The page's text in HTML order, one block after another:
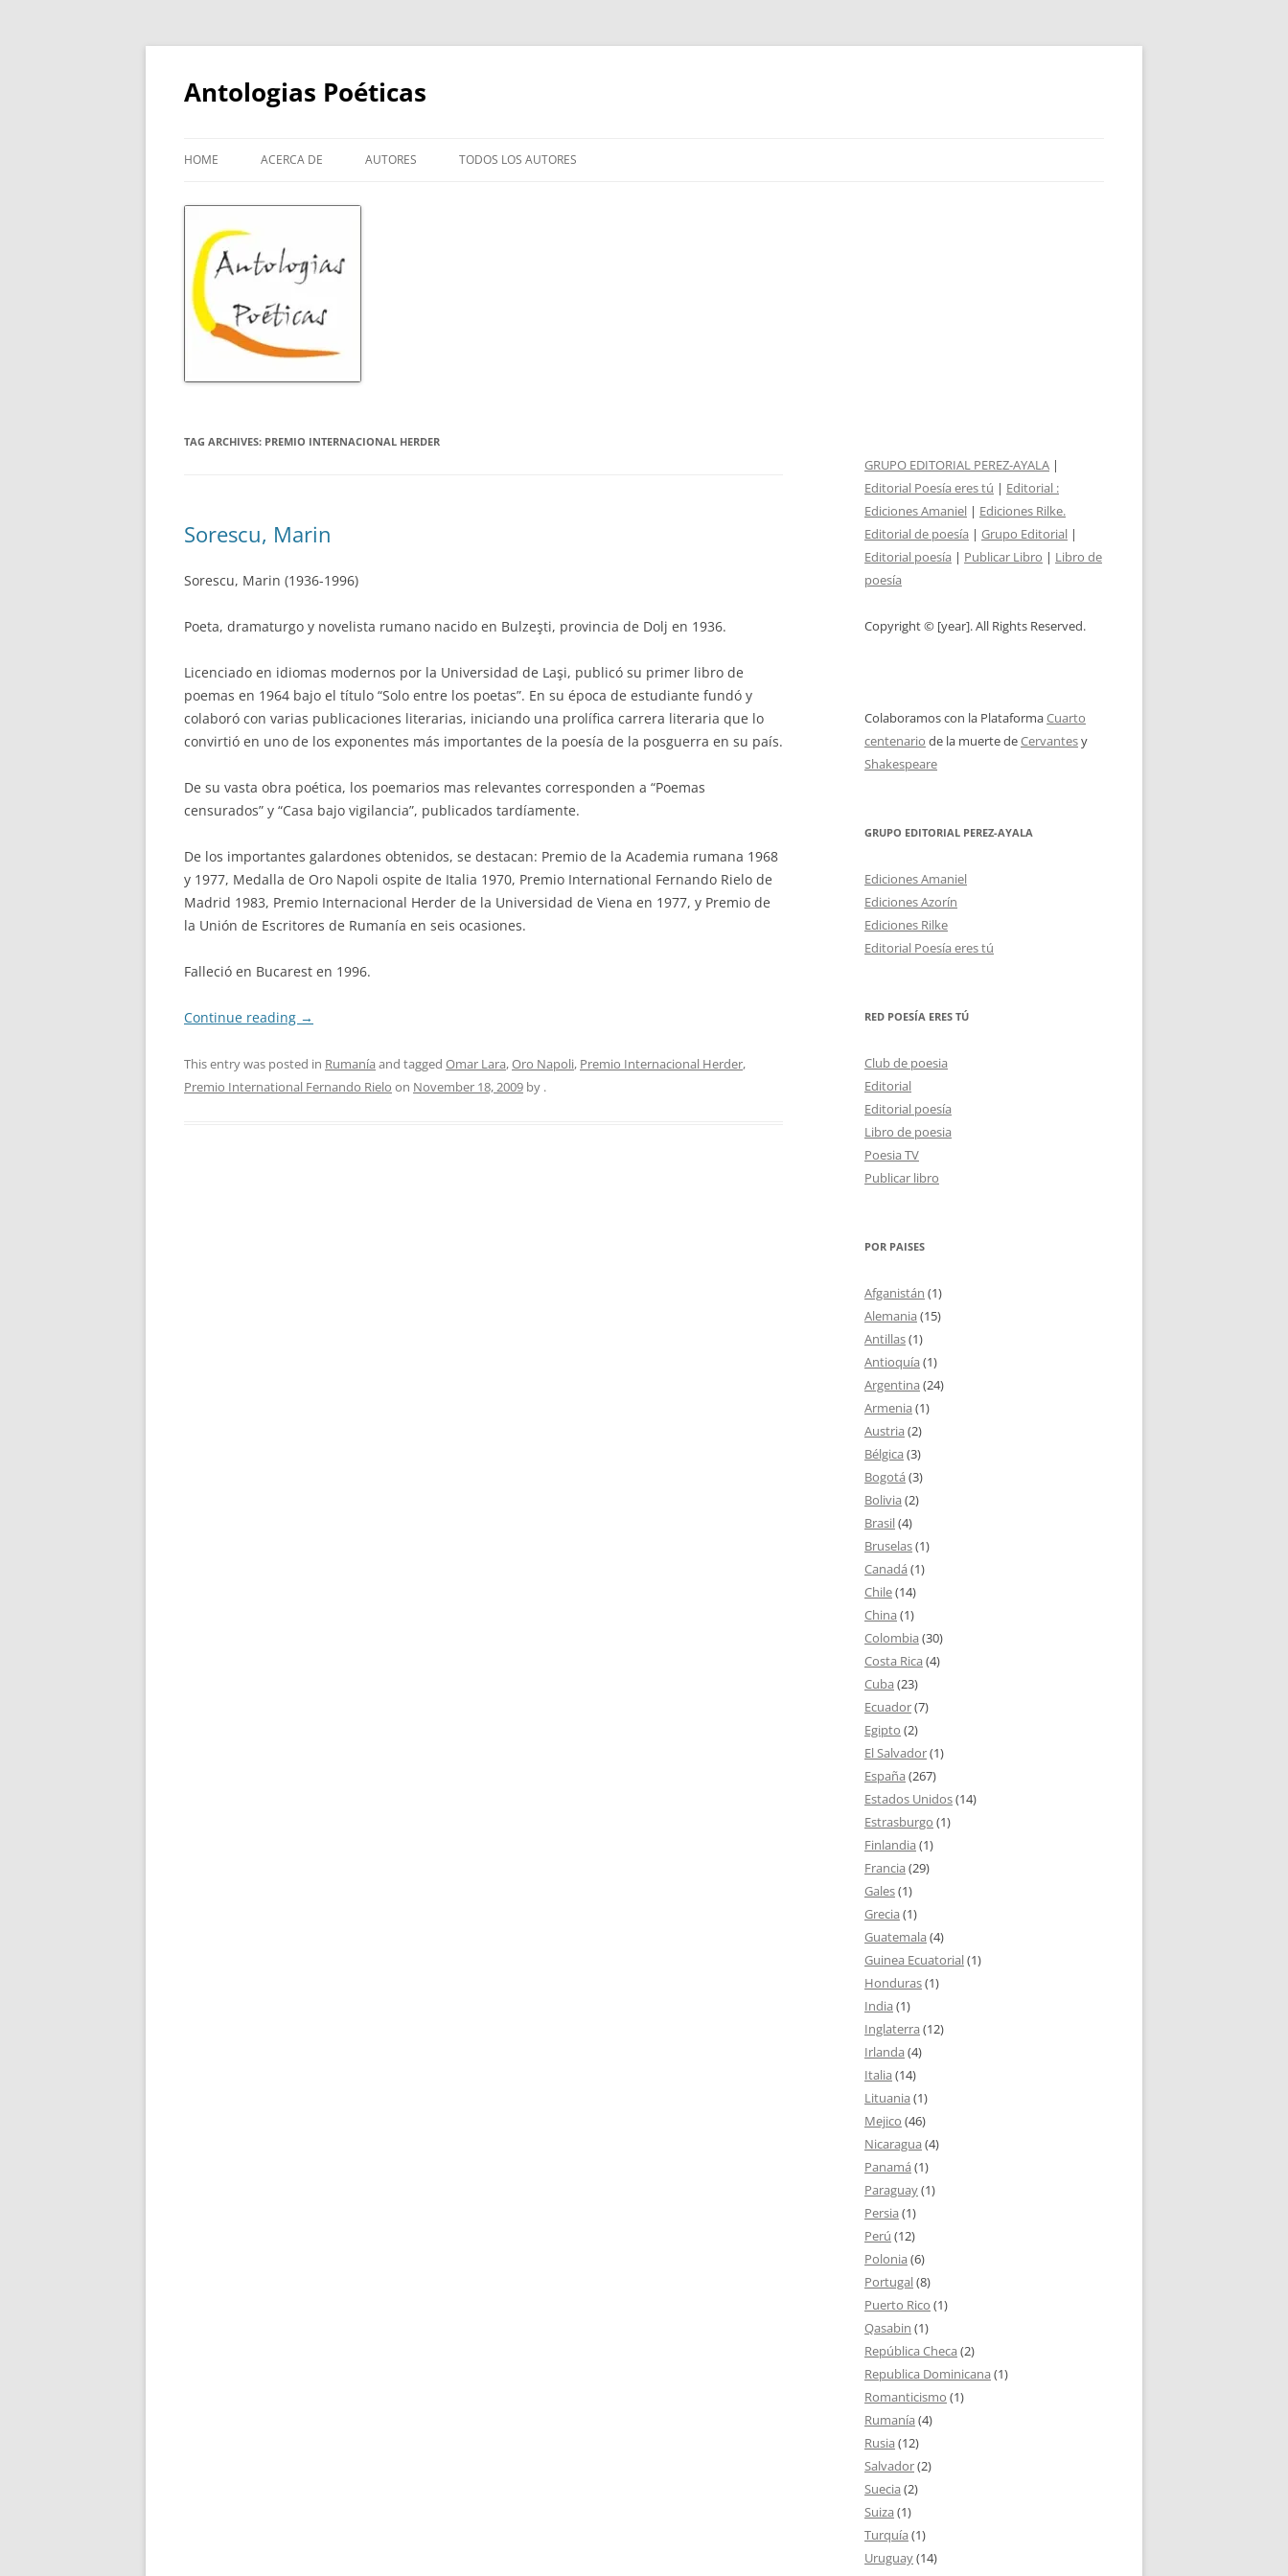
Skip
Antologias Poéticas
HOME ACERCA DE AUTORES TODOS LOS AUTORES
TAG ARCHIVES: PREMIO INTERNACIONAL HERDER
Sorescu, Marin
Sorescu, Marin (1936-1996)
Poeta, dramaturgo y novelista rumano nacido en Bulzeşti, provincia de Dolj en 1936.
Licenciado en idiomas modernos por la Universidad de Laşi, publicó su primer libro de
poemas en 1964 bajo el título “Solo entre los poetas”. En su época de estudiante fundó y
colaboró con varias publicaciones literarias, iniciando una prolífica carrera literaria que lo
convirtió en uno de los exponentes más importantes de la poesía de la posguerra en su país.
De su vasta obra poética, los poemarios mas relevantes corresponden a “Poemas
censurados” y “Casa bajo vigilancia”, publicados tardíamente.
De los importantes galardones obtenidos, se destacan: Premio de la Academia rumana 1968
y 1977, Medalla de Oro Napoli ospite de Italia 1970, Premio International Fernando Rielo de
Madrid 1983, Premio Internacional Herder de la Universidad de Viena en 1977, y Premio de
la Unión de Escritores de Rumanía en seis ocasiones.
Falleció en Bucarest en 1996.
Continue reading →
This entry was posted in Rumanía and tagged Omar Lara,Oro Napoli, Premio Internacional Herder,
Premio International Fernando Rielo on November 18, 2009 by .
GRUPO EDITORIAL PEREZ-AYALA |
Editorial Poesía eres tú | Editorial :
Ediciones Amaniel | Ediciones Rilke.
Editorial de poesía | Grupo Editorial |
Editorial poesía | Publicar Libro | Libro de
poesía
Copyright © [year]. All Rights Reserved.
Colaboramos con la PlataformaCuarto
centenario de la muerte deCervantesy
Shakespeare
GRUPO EDITORIAL PEREZ-AYALA
Ediciones Amaniel
Ediciones Azorín
Ediciones Rilke
Editorial Poesía eres tú
RED POESÍA ERES TÚ
Club de poesia
Editorial
Editorial poesía
Libro de poesia
Poesia TV
Publicar libro
POR PAISES
Afganistán (1)
Alemania (15)
Antillas(1)
Antioquía (1)
Argentina (24)
Armenia (1)
Austria (2)
Bélgica (3)
Bogotá (3)
Bolivia (2)
Brasil(4)
Bruselas(1)
Canadá (1)
Chile(14)
China (1)
Colombia (30)
Costa Rica (4)
Cuba (23)
Ecuador(7)
Egipto (2)
El Salvador(1)
España (267)
Estados Unidos(14)
Estrasburgo (1)
Finlandia (1)
Francia (29)
Gales(1)
Grecia (1)
Guatemala (4)
Guinea Ecuatorial(1)
Honduras(1)
India (1)
Inglaterra (12)
Irlanda (4)
Italia (14)
Lituania (1)
Mejico (46)
Nicaragua (4)
Panamá (1)
Paraguay(1)
Persia (1)
Perú (12)
Polonia (6)
Portugal(8)
Puerto Rico (1)
Qasabin (1)
República Checa (2)
Republica Dominicana (1)
Romanticismo (1)
Rumanía (4)
Rusia (12)
Salvador(2)
Suecia (2)
Suiza (1)
Turquía (1)
Uruguay(14)